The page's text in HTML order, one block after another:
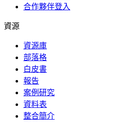
合作夥伴登入
資源
資源庫
部落格
白皮書
報告
案例研究
資料表
整合簡介